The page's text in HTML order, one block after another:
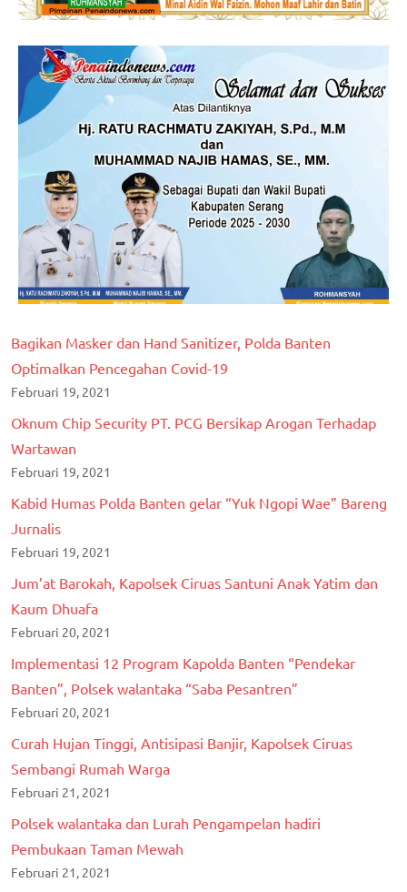
Bagikan Masker dan Hand Sanitizer, Polda Banten
Optimalkan Pencegahan Covid-19
Februari 19, 2021
Oknum Chip Security PT. PCG Bersikap Arogan Terhadap
Wartawan
Februari 19, 2021
Kabid Humas Polda Banten gelar “Yuk Ngopi Wae” Bareng
Jurnalis
Februari 19, 2021
Jum’at Barokah, Kapolsek Ciruas Santuni Anak Yatim dan
Kaum Dhuafa
Februari 20, 2021
Implementasi 12 Program Kapolda Banten “Pendekar
Banten”, Polsek walantaka “Saba Pesantren”
Februari 20, 2021
Curah Hujan Tinggi, Antisipasi Banjir, Kapolsek Ciruas
Sembangi Rumah Warga
Februari 21, 2021
Polsek walantaka dan Lurah Pengampelan hadiri
Pembukaan Taman Mewah
Februari 21, 2021